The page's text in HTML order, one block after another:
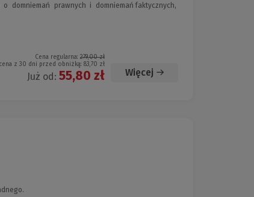
domniemań prawnych i domniemań faktycznych,
Cena regularna: 279,00 zł
z 30 dni przed obniżką: 83,70 zł
Już od: 55,80 zł Więcej